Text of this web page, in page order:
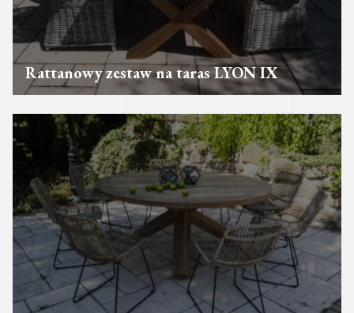
Rattanowy zestaw na taras LYON IX